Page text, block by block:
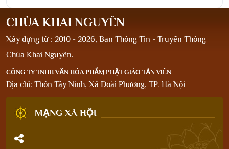
CHÙA KHAI NGUYÊN
Xây dựng từ : 2010 - 2026, Ban Thông Tin - Truyền Thông
Chùa Khai Nguyên.
CÔNG TY TNHH VĂN HÓA PHẨM PHẬT GIÁO TẢN VIÊN
Địa chỉ: Thôn Tây Ninh, Xã Đoài Phương, TP. Hà Nội
MẠNG XÃ HỘI